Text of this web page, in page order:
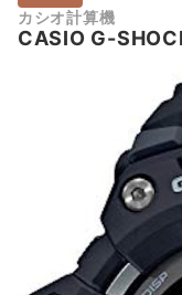
カシオ計算機
CASIO G-